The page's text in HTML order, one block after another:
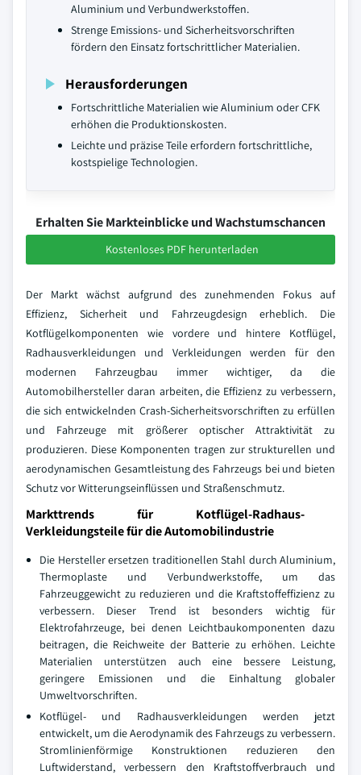
Aluminium und Verbundwerkstoffen.
Strenge Emissions- und Sicherheitsvorschriften
fördern den Einsatz fortschrittlicher Materialien.
Herausforderungen
Fortschrittliche Materialien wie Aluminium oder CFK
erhöhen die Produktionskosten.
Leichte und präzise Teile erfordern fortschrittliche,
kostspielige Technologien.
Erhalten Sie Markteinblicke und Wachstumschancen
Kostenloses PDF herunterladen
Der Markt wächst aufgrund des zunehmenden Fokus auf
Effizienz, Sicherheit und Fahrzeugdesign erheblich. Die
Kotflügelkomponenten wie vordere und hintere Kotflügel,
Radhausverkleidungen und Verkleidungen werden für den
modernen Fahrzeugbau immer wichtiger, da die
Automobilhersteller daran arbeiten, die Effizienz zu verbessern,
die sich entwickelnden Crash-Sicherheitsvorschriften zu erfüllen
und Fahrzeuge mit größerer optischer Attraktivität zu
produzieren. Diese Komponenten tragen zur strukturellen und
aerodynamischen Gesamtleistung des Fahrzeugs bei und bieten
Schutz vor Witterungseinflüssen und Straßenschmutz.
Markttrends für Kotflügel-Radhaus-
Verkleidungsteile für die Automobilindustrie
Die Hersteller ersetzen traditionellen Stahl durch Aluminium,
Thermoplaste und Verbundwerkstoffe, um das
Fahrzeuggewicht zu reduzieren und die Kraftstoffeffizienz zu
verbessern. Dieser Trend ist besonders wichtig für
Elektrofahrzeuge, bei denen Leichtbaukomponenten dazu
beitragen, die Reichweite der Batterie zu erhöhen. Leichte
Materialien unterstützen auch eine bessere Leistung,
geringere Emissionen und die Einhaltung globaler
Umweltvorschriften.
Kotflügel- und Radhausverkleidungen werden jetzt
entwickelt, um die Aerodynamik des Fahrzeugs zu verbessern.
Stromlinienförmige Konstruktionen reduzieren den
Luftwiderstand, verbessern den Kraftstoffverbrauch und